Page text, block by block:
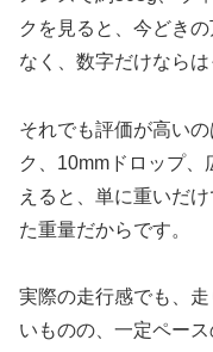
クを見ると、今どき
なく、数字だけならは
それでも評価が高い
ク、10mmドロップ
えると、単に重いだ
た重量だからです。
実際の走行感でも、
いものの、一定ペー